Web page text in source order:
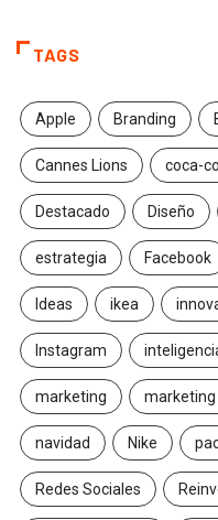
TAGS
Apple Branding
Cannes Lions coca-
Destacado Diseño
estrategia Facebook
Ideas ikea
Instagram
marketing marketing
navidad Nike
Redes Sociales